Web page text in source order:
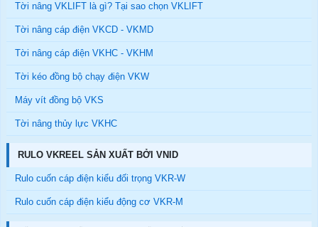
Tời nâng VKLIFT là gì? Tại sao chọn VKLIFT
Tời nâng cáp điện VKCD - VKMD
Tời nâng cáp điện VKHC - VKHM
Tời kéo đồng bộ chạy điện VKW
Máy vít đồng bộ VKS
Tời nâng thủy lực VKHC
RULO VKREEL SẢN XUẤT BỞI VNID
Rulo cuốn cáp điện kiểu đối trọng VKR-W
Rulo cuốn cáp điện kiểu động cơ VKR-M